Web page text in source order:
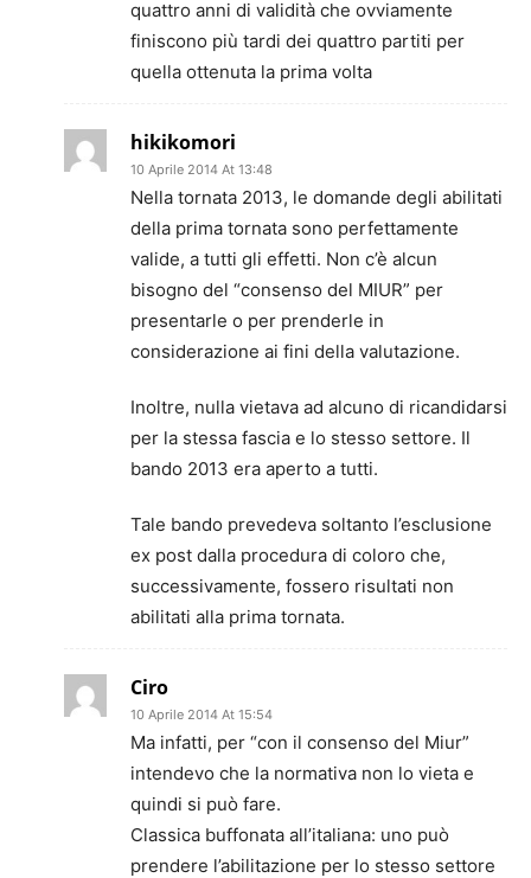
quattro anni di validità che ovviamente
finiscono più tardi dei quattro partiti per
quella ottenuta la prima volta
hikikomori
10 Aprile 2014 At 13:48
Nella tornata 2013, le domande degli abilitati
della prima tornata sono perfettamente
valide, a tutti gli effetti. Non c’è alcun
bisogno del “consenso del MIUR” per
presentarle o per prenderle in
considerazione ai fini della valutazione.
Inoltre, nulla vietava ad alcuno di ricandidarsi
per la stessa fascia e lo stesso settore. Il
bando 2013 era aperto a tutti.
Tale bando prevedeva soltanto l’esclusione
ex post dalla procedura di coloro che,
successivamente, fossero risultati non
abilitati alla prima tornata.
Ciro
10 Aprile 2014 At 15:54
Ma infatti, per “con il consenso del Miur”
intendevo che la normativa non lo vieta e
quindi si può fare.
Classica buffonata all’italiana: uno può
prendere l’abilitazione per lo stesso settore